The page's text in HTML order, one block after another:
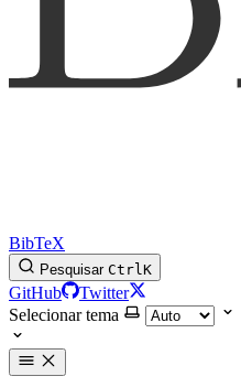
BibTeX
Pesquisar CtrlK
GitHub
Twitter
Selecionar tema